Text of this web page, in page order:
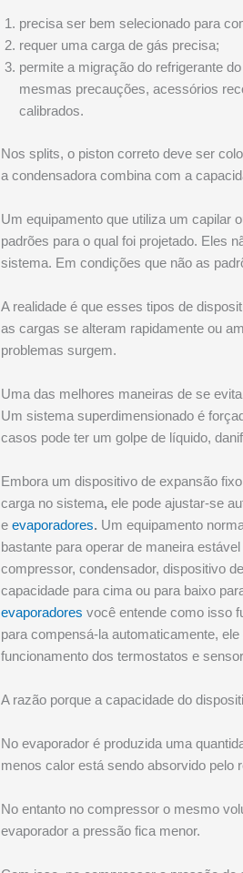
precisa ser bem selecionado para
requer uma carga de gás precisa;
permite a migração do refrigerante
mesmas precauções, acessórios
calibrados.
Nos splits, o piston correto deve ser
a condensadora combina com a
Um equipamento que utiliza um capilar
padrões para o qual foi projetado. Eles
sistema. Em condições que não as
A realidade é que esses tipos de
as cargas se alteram rapidamente ou
problemas surgem.
Uma das melhores maneiras de se
Um sistema superdimensionado é
casos pode ter um golpe de líquido,
Embora um dispositivo de expansão
carga no sistema,ele pode ajustar-se
eevaporadores. Um equipamento
bastante para operar de maneira
compressor, condensador, dispositivo
capacidade para cima ou para baixo
evaporadores você entende como isso
para compensá-la automaticamente,
funcionamento dos termostatos e
A razão porque a capacidade do
No evaporador é produzida uma
menos calor está sendo absorvido pelo
No entanto no compressor o mesmo
evaporador a pressão fica menor.